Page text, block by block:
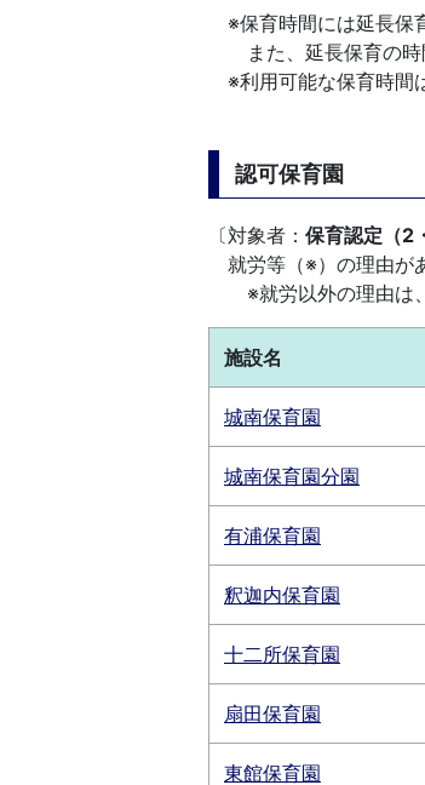
※保育時間には延長保
また、延長保育の時
※利用可能な保育時間
認可保育園
〔対象者： 保育認定（2
就労等（※）の理由が
※就労以外の理由は、
施設名
城南保育園
城南保育園分園
有浦保育園
釈迦内保育園
十二所保育園
扇田保育園
東館保育園